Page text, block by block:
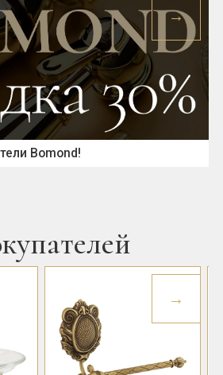
Bomond!
→
→